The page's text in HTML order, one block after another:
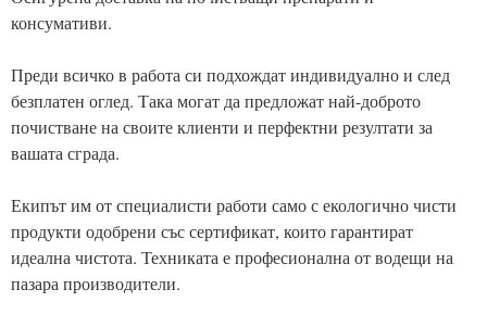
консумативи.
Преди всичко в работа си подхождат индивидуално и след
безплатен оглед. Така могат да предложат най-доброто
почистване на своите клиенти и перфектни резултати за
вашата сграда.
Екипът им от специалисти работи само с екологично чисти
продукти одобрени със сертификат, които гарантират
идеална чистота. Техниката е професионална от водещи на
пазара производители.